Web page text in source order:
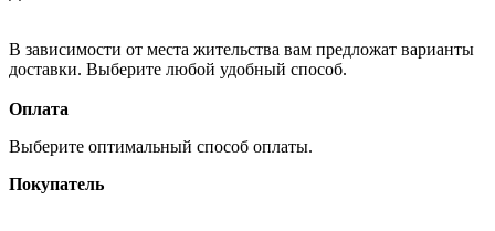
В зависимости от места жительства вам предложат варианты
доставки. Выберите любой удобный способ.
Оплата
Выберите оптимальный способ оплаты.
Покупатель